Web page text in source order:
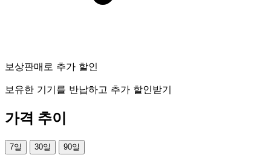
보상판매로 추가 할인
보유한 기기를 반납하고 추가 할인받기
가격 추이
7일 30일 90일